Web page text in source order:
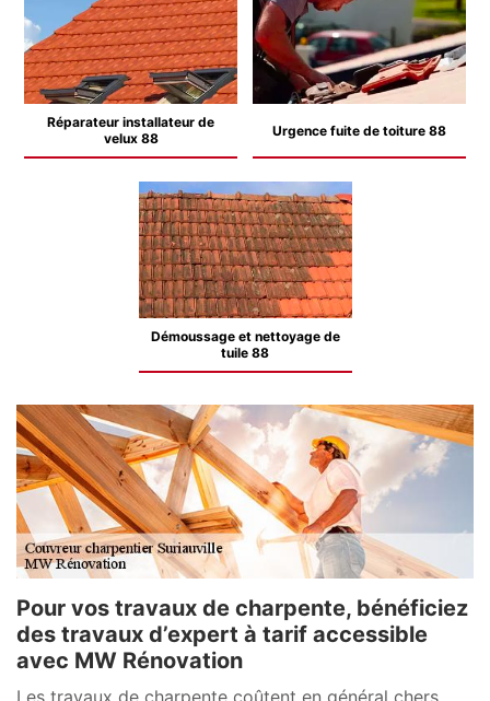
Réparateur installateur de
velux 88
Urgence fuite de toiture 88
Démoussage et nettoyage de
tuile 88
Pour vos travaux de charpente, bénéficiez
des travaux d’expert à tarif accessible
avec MW Rénovation
Les travaux de charpente coûtent en général chers.